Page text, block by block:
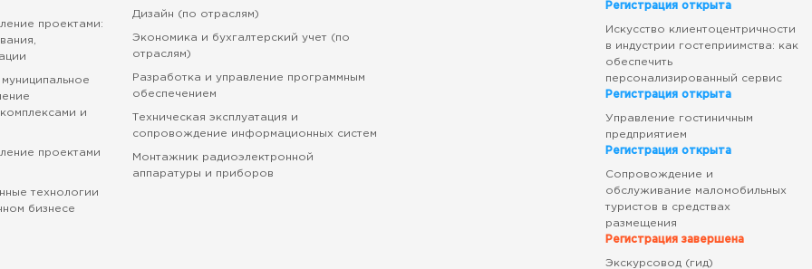
проектами:
и
проектами
технологии
бизнесе
Дизайн (по отраслям)
Экономика и бухгалтерский учет (по
отраслям)
Разработка и управление программным
обеспечением
Техническая эксплуатация и
сопровождение информационных систем
Монтажник радиоэлектронной
аппаратуры и приборов
Регистрация открыта
Искусство клиентоцентричности
в индустрии гостеприимства: как
обеспечить
персонализированный сервис
Регистрация открыта
Управление гостиничным
предприятием
Регистрация открыта
Сопровождение и
обслуживание маломобильных
туристов в средствах
размещения
Регистрация завершена
Экскурсовод (гид)